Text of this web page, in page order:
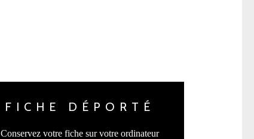
FICHE DÉPORTÉ
Conservez votre fiche sur votre ordinateur